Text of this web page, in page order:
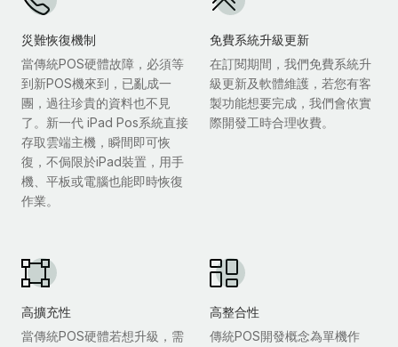
災難恢復機制
當傳統POS硬體故障，必須等
到新POS機來到，已亂成一
團，過往珍貴的資料也不見
了。新一代 iPad Pos系統直接
存取雲端主機，瞬間即可恢
復，不侷限於iPad裝置，用手
機、平板或電腦也能即時恢復
作業。
免費系統升級更新
在訂閱期間，我們免費系統升
級更新及軟體維護，若您有客
製功能想要完成，我們會依實
際開發工時合理收費。
高擴充性
當傳統POS硬體若想升級，需
高整合性
傳統POS開發概念為單機作